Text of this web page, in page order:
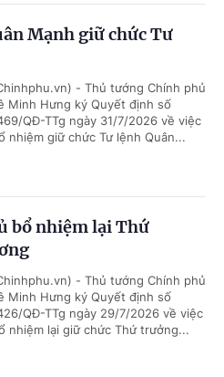
Mạnh giữ chức Tư
- Thủ tướng Chính phủ
Minh Hưng ký Quyết định số
QĐ-TTg ngày 31/7/2026 về việc
nhiệm giữ chức Tư lệnh Quân...
bổ nhiệm lại Thứ
- Thủ tướng Chính phủ
Minh Hưng ký Quyết định số
QĐ-TTg ngày 29/7/2026 về việc
nhiệm lại giữ chức Thứ trưởng...